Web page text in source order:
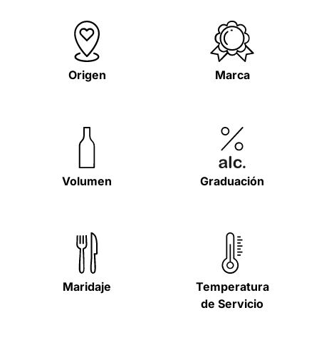
Origen Marca
Volumen Graduación
Maridaje
Temperatura
de Servicio